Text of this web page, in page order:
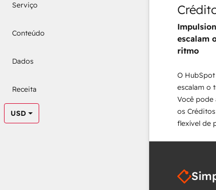
USD
Serviço
Conteúdo
Dados
Receita
escalam
ritmo
O
escalam o
Você pode
os
flexível de